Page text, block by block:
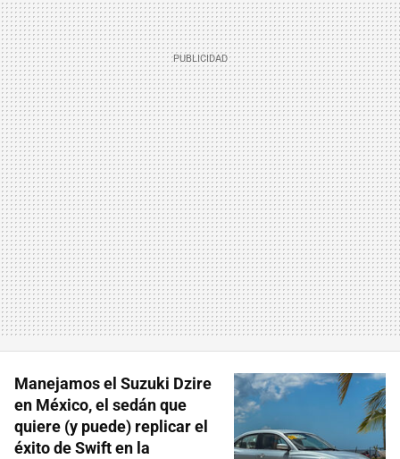
Manejamos el Suzuki Dzire
en México, el sedán que
quiere (y puede) replicar el
éxito de Swift en la